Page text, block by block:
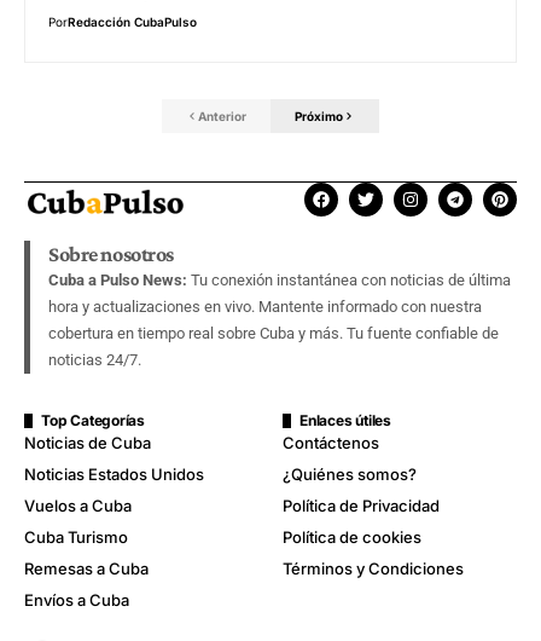
PorRedacción CubaPulso
Anterior Próximo
Sobre nosotros
Cuba a Pulso News: Tu conexión instantánea con noticias de última
hora y actualizaciones en vivo. Mantente informado con nuestra
cobertura en tiempo real sobre Cuba y más. Tu fuente confiable de
noticias 24/7.
Top Categorías
Noticias de Cuba
Noticias Estados Unidos
Vuelos a Cuba
Cuba Turismo
Remesas a Cuba
Envíos a Cuba
Enlaces útiles
Contáctenos
¿Quiénes somos?
Política de Privacidad
Política de cookies
Términos y Condiciones